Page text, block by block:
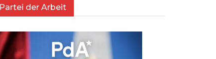
Partei der Arbeit